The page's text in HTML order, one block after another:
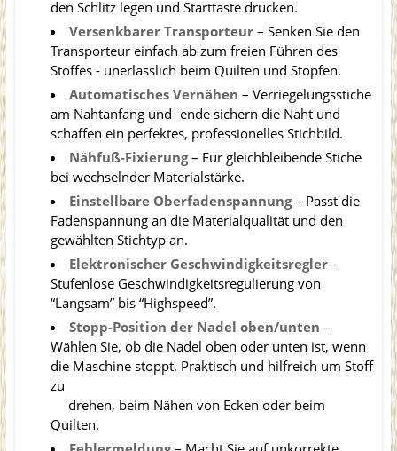
den Schlitz legen und Starttaste drücken.
Versenkbarer Transporteur– Senken Sie den
Transporteur einfach ab zum freien Führen des
Stoffes - unerlässlich beim Quilten und Stopfen.
Automatisches Vernähen – Verriegelungsstiche
am Nahtanfang und -ende sichern die Naht und
schaffen ein perfektes, professionelles Stichbild.
Nähfuß-Fixierung– Für gleichbleibende Stiche
bei wechselnder Materialstärke.
Einstellbare Oberfadenspannung– Passt die
Fadenspannung an die Materialqualität und den
gewählten Stichtyp an.
Elektronischer Geschwindigkeitsregler–
Stufenlose Geschwindigkeitsregulierung von
“Langsam” bis “Highspeed”.
Stopp-Position der Nadel oben/unten –
Wählen Sie, ob die Nadel oben oder unten ist, wenn
die Maschine stoppt. Praktisch und hilfreich um Stoff
zu
drehen, beim Nähen von Ecken oder beim
Quilten.